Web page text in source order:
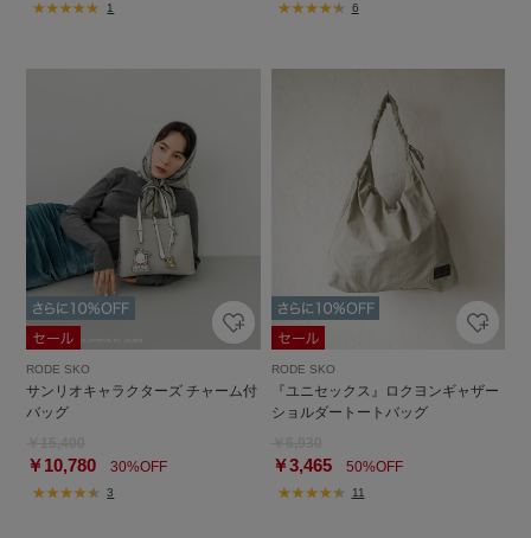
1 6
RODE SKO
サンリオキャラクターズ チャーム付
バッグ
￥10,780 30%OFF
3
RODE SKO
『ユニセックス』ロクヨンギャザー
ショルダートートバッグ
￥3,46550%OFF
11